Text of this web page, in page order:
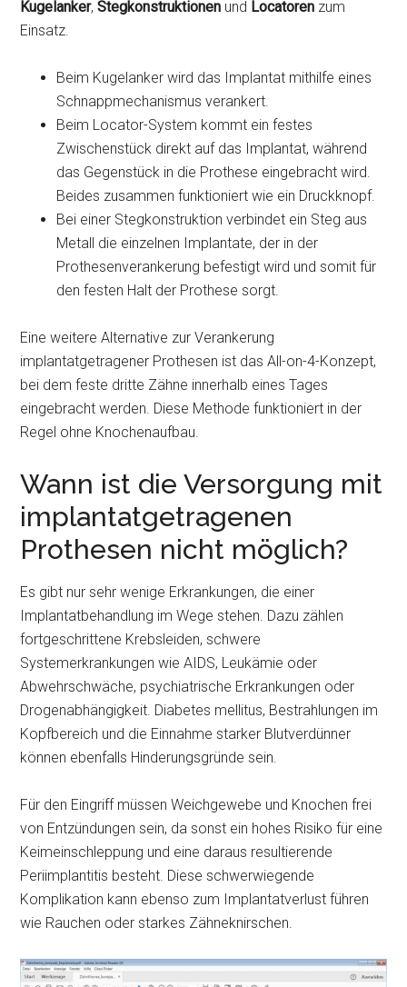
Kugelanker,Stegkonstruktionen und Locatoren zum
Einsatz.
Beim Kugelanker wird das Implantat mithilfe eines
Schnappmechanismus verankert.
Beim Locator-System kommt ein festes
Zwischenstück direkt auf das Implantat, während
das Gegenstück in die Prothese eingebracht wird.
Beides zusammen funktioniert wie ein Druckknopf.
Bei einer Stegkonstruktion verbindet ein Steg aus
Metall die einzelnen Implantate, der in der
Prothesenverankerung befestigt wird und somit für
den festen Halt der Prothese sorgt.
Eine weitere Alternative zur Verankerung
implantatgetragener Prothesen ist das All-on-4-Konzept,
bei dem feste dritte Zähne innerhalb eines Tages
eingebracht werden. Diese Methode funktioniert in der
Regel ohne Knochenaufbau.
Wann ist die Versorgung mit
implantatgetragenen
Prothesen nicht möglich?
Es gibt nur sehr wenige Erkrankungen, die einer
Implantatbehandlung im Wege stehen. Dazu zählen
fortgeschrittene Krebsleiden, schwere
Systemerkrankungen wie AIDS, Leukämie oder
Abwehrschwäche, psychiatrische Erkrankungen oder
Drogenabhängigkeit. Diabetes mellitus, Bestrahlungen im
Kopfbereich und die Einnahme starker Blutverdünner
können ebenfalls Hinderungsgründe sein.
Für den Eingriff müssen Weichgewebe und Knochen frei
von Entzündungen sein, da sonst ein hohes Risiko für eine
Keimeinschleppung und eine daraus resultierende
Periimplantitis besteht. Diese schwerwiegende
Komplikation kann ebenso zum Implantatverlust führen
wie Rauchen oder starkes Zähneknirschen.